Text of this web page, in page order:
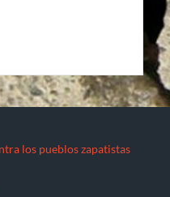
los pueblos zapatistas